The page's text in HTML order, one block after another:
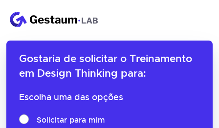
Gostaria de solicitar o Treinamento
em Design Thinking para:
Escolha uma das opções
Solicitar para mim